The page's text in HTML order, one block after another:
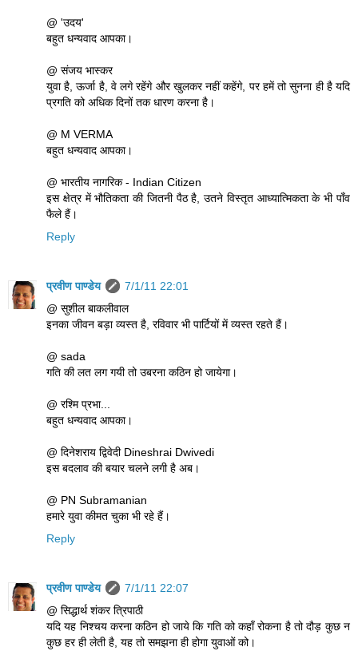
@ 'उदय'
बहुत धन्यवाद आपका।
@ संजय भास्कर
युवा है, ऊर्जा है, वे लगे रहेंगे और खुलकर नहीं कहेंगे, पर हमें तो सुनना ही है यदि
प्रगति को अधिक दिनों तक धारण करना है।
@ M VERMA
बहुत धन्यवाद आपका।
@ भारतीय नागरिक - Indian Citizen
इस क्षेत्र में भौतिकता की जितनी पैठ है, उतने विस्तृत आध्यात्मिकता के भी पाँव
फैले हैं।
Reply
प्रवीण पाण्डेय
7/1/11 22:01
@ सुशील बाकलीवाल
इनका जीवन बड़ा व्यस्त है, रविवार भी पार्टियों में व्यस्त रहते हैं।
@ sada
गति की लत लग गयी तो उबरना कठिन हो जायेगा।
@ रश्मि प्रभा...
बहुत धन्यवाद आपका।
@ दिनेशराय द्विवेदी Dineshrai Dwivedi
इस बदलाव की बयार चलने लगी है अब।
@ PN Subramanian
हमारे युवा कीमत चुका भी रहे हैं।
Reply
प्रवीण पाण्डेय
7/1/11 22:07
@ सिद्धार्थ शंकर त्रिपाठी
यदि यह निश्चय करना कठिन हो जाये कि गति को कहाँ रोकना है तो दौड़ कुछ न
कुछ हर ही लेती है, यह तो समझना ही होगा युवाओं को।